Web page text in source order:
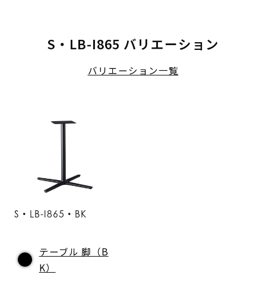
S・LB-I865 バリエーション
バリエーション一覧
S・LB-I865・BK
テーブル 脚（B
K）